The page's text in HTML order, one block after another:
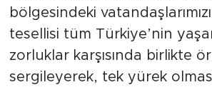
bölgesindeki
tesellisi tüm Türkiye’nin
zorluklar karşısında birlikte
sergileyerek, tek yürek